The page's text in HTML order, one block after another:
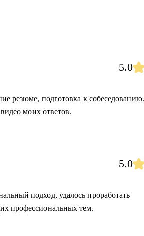
5.0
резюме, подготовка к собеседованию.
моих ответов.
5.0
подход, удалось проработать
профессиональных тем.